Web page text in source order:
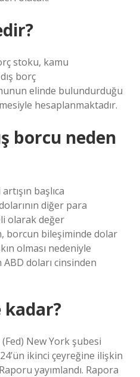
stoku, kamu
borç
elinde bulundurduğu
hesaplanmaktadır.
borcu neden
başlıca
diğer para
olarak değer
borcun bileşiminde dolar
olması nedeniyle
doları cinsinden
kadar?
(Fed) New York şubesi
ikinci çeyreğine ilişkin
yayımlandı. Rapora